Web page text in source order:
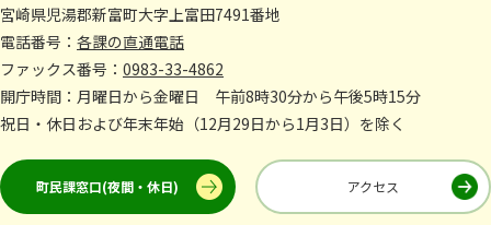
宮崎県児湯郡新富町大字上富田7491番地
電話番号： 各課の直通電話
ファックス番号： 0983-33-4862
開庁時間：月曜日から金曜日 午前8時30分から午後5時15分
祝日・休日および年末年始（12月29日から1月3日）を除く
町民課窓口(夜間・休日) アクセス